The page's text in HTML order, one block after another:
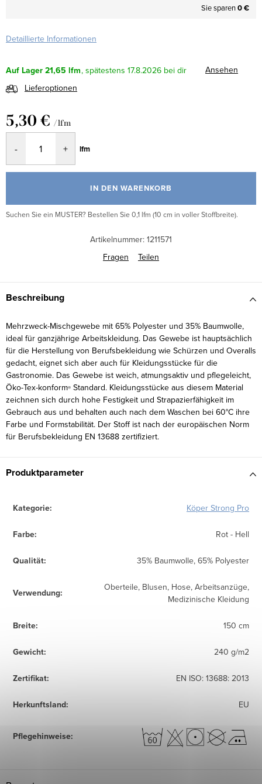
Sie sparen0 €
Detaillierte Informationen
Auf Lager21,65 lfm 17.8.2026
Ansehen
Lieferoptionen
5,30 € / lfm
lfm
IN DEN WARENKORB
Suchen Sie ein MUSTER? Bestellen Sie 0,1 lfm (10 cm in voller Stoffbreite).
Artikelnummer: 1211571
Fragen
Teilen
Beschreibung
Mehrzweck-Mischgewebe mit 65% Polyester und 35% Baumwolle,
ideal für ganzjährige Arbeitskleidung. Das Gewebe ist hauptsächlich
für die Herstellung von Berufsbekleidung wie Schürzen und Overalls
gedacht, eignet sich aber auch für Kleidungsstücke für die
Gastronomie. Das Gewebe ist weich, atmungsaktiv und pflegeleicht,
Öko-Tex-konform® Standard. Kleidungsstücke aus diesem Material
zeichnen sich durch hohe Festigkeit und Strapazierfähigkeit im
Gebrauch aus und behalten auch nach dem Waschen bei 60°C ihre
Farbe und Formstabilität. Der Stoff ist nach der europäischen Norm
für Berufsbekleidung EN 13688 zertifiziert.
Produktparameter
Kategorie: Köper Strong Pro
Farbe: Rot - Hell
Qualität: 35% Baumwolle, 65% Polyester
Verwendung:
Oberteile, Blusen, Hose, Arbeitsanzüge,
Medizinische Kleidung
Breite: 150 cm
Gewicht: 240 g/m2
Zertifikat: EN ISO: 13688: 2013
Herkunftsland: EU
Pflegehinweise: